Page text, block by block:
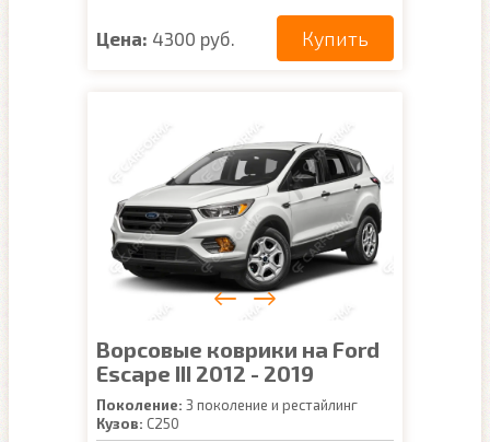
Цена: 4300 руб. Купить
Ворсовые коврики на Ford
Escape III 2012 - 2019
Поколение: 3 поколение и рестайлинг
Кузов: C250